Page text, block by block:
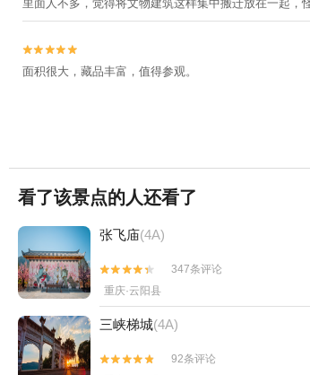
里面人不多，觉得将文物建筑这样集中搬迁放在一起，


面积很大，藏品丰富，值得参观。
看了该景点的人还看了
张飞庙(4A)


347条评论
重庆·云阳县
三峡梯城(4A)


92条评论